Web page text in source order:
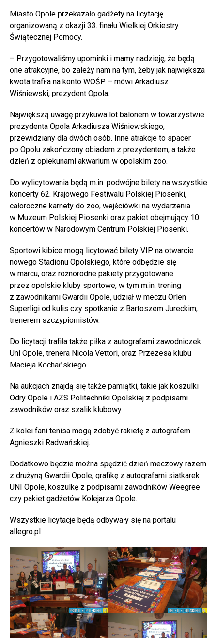
Miasto Opole przekazało gadżety na licytację
organizowaną z okazji 33. finału Wielkiej Orkiestry
Świątecznej Pomocy.
– Przygotowaliśmy upominki i mamy nadzieję, że będą
one atrakcyjne, bo zależy nam na tym, żeby jak największa
kwota trafiła na konto WOŚP – mówi Arkadiusz
Wiśniewski, prezydent Opola.
Największą uwagę przykuwa lot balonem w towarzystwie
prezydenta Opola Arkadiusza Wiśniewskiego,
przewidziany dla dwóch osób. Inne atrakcje to spacer
po Opolu zakończony obiadem z prezydentem, a także
dzień z opiekunami akwarium w opolskim zoo.
Do wylicytowania będą m.in. podwójne bilety na wszystkie
koncerty 62. Krajowego Festiwalu Polskiej Piosenki,
całoroczne karnety do zoo, wejściówki na wydarzenia
w Muzeum Polskiej Piosenki oraz pakiet obejmujący 10
koncertów w Narodowym Centrum Polskiej Piosenki.
Sportowi kibice mogą licytować bilety VIP na otwarcie
nowego Stadionu Opolskiego, które odbędzie się
w marcu, oraz różnorodne pakiety przygotowane
przez opolskie kluby sportowe, w tym m.in. trening
z zawodnikami Gwardii Opole, udział w meczu Orlen
Superligi od kulis czy spotkanie z Bartoszem Jureckim,
trenerem szczypiornistów.
Do licytacji trafiła także piłka z autografami zawodniczek
Uni Opole, trenera Nicola Vettori, oraz Przezesa klubu
Macieja Kochańskiego.
Na aukcjach znajdą się także pamiątki, takie jak koszulki
Odry Opole i AZS Politechniki Opolskiej z podpisami
zawodników oraz szalik klubowy.
Z kolei fani tenisa mogą zdobyć rakietę z autografem
Agnieszki Radwańskiej.
Dodatkowo będzie można spędzić dzień meczowy razem
z drużyną Gwardii Opole, grafikę z autografami siatkarek
UNI Opole, koszulkę z podpisami zawodników Weegree
czy pakiet gadżetów Kolejarza Opole.
Wszystkie licytacje będą odbywały się na portalu
allegro.pl